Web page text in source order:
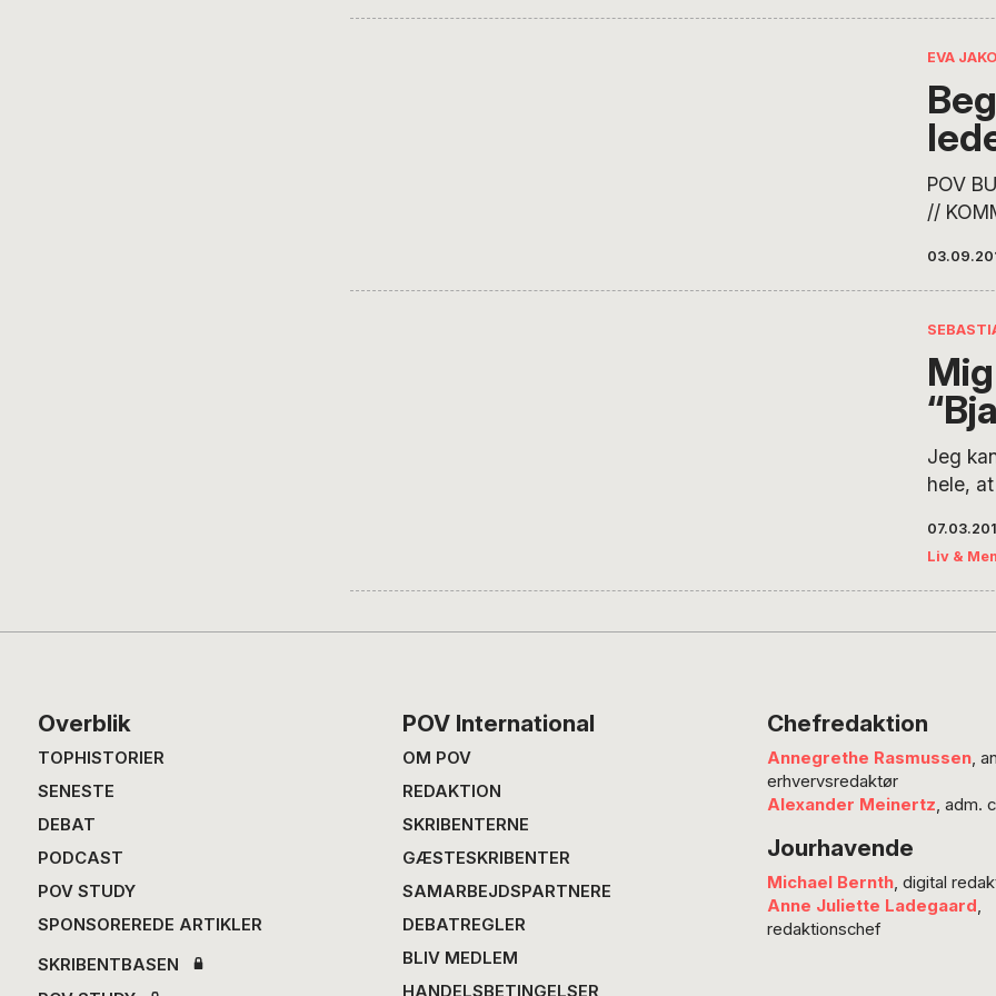
hun
EVA
POV
//
prøve
Eva
ledere
samt
Jeg
hele,
er den
gang
mig, at
Liv &
Footer
Overblik
TOPHISTORIER
SENESTE
DEBAT
PODCAST
POV STUDY
SPONSOREREDE ARTIKLER
SKRIBENTBASEN
POV International
OM POV
REDAKTION
SKRIBENTERNE
GÆSTESKRIBENTER
SAMARBEJDSPARTNERE
DEBATREGLER
BLIV MEDLEM
HANDELSBETINGELSER
Chefredaktion
Annegrethe Rasmussen,
erhvervsredaktør
Alexander Meinertz, adm.
Jourhavende
Michael Bernth, digital
Anne Juliette Ladegaard
redaktionschef